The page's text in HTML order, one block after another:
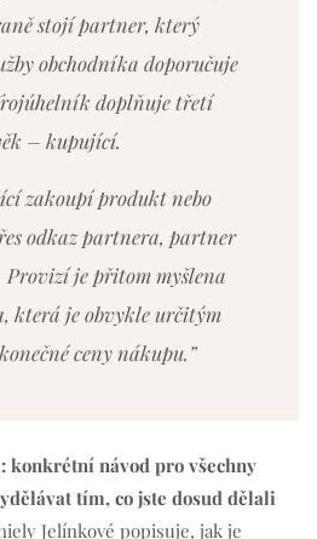
stojí partner, který
obchodníka doporučuje
doplňuje třetí
– kupující.
zakoupí produkt nebo
odkaz partnera, partner
je přitom myšlena
která je obvykle určitým
ceny nákupu.”
konkrétní návod pro všechny
tím, co jste dosud dělali
Jelínkové popisuje, jak je